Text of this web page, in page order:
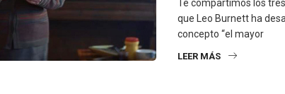
Te compartimos los
que Leo Burnett ha
concepto “el mayor
LEER MÁS